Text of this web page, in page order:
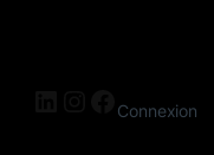
LinkedIn
Instagram
Connexion